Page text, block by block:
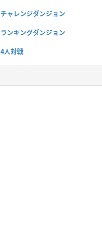
チャレンジダンジョン
ランキングダンジョン
4人対戦